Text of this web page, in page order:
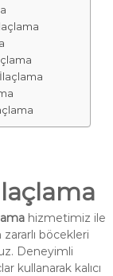
hizmetimiz ile
böcekleri
Deneyimli
kullanarak kalıcı